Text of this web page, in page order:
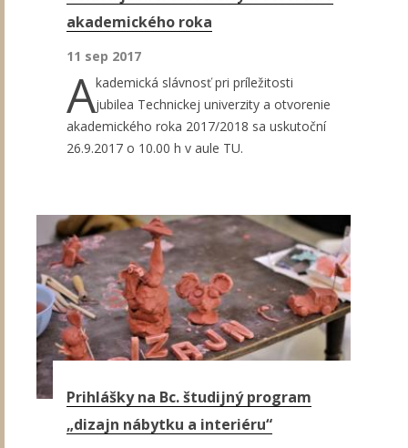
akademického roka
11 sep 2017
Akademická slávnosť pri príležitosti
jubilea Technickej univerzity a otvorenie
akademického roka 2017/2018 sa uskutoční
26.9.2017 o 10.00 h v aule TU.
Prihlášky na Bc. študijný program
„dizajn nábytku a interiéru“